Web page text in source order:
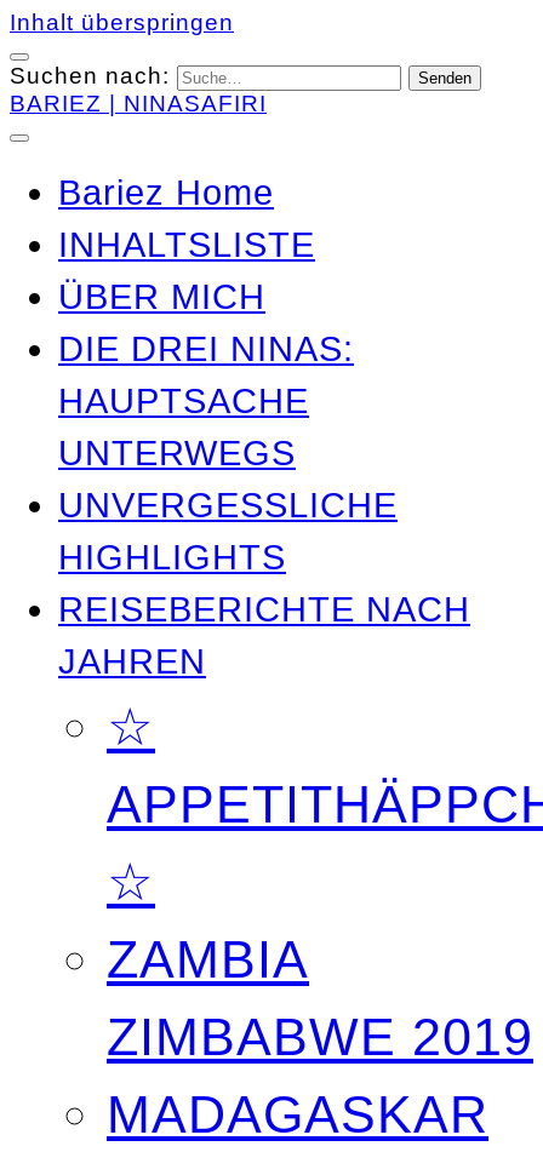
Inhalt überspringen
Suchen nach:
BARIEZ | NINASAFIRI
Bariez Home
INHALTSLISTE
ÜBER MICH
DIE DREI NINAS:
HAUPTSACHE
UNTERWEGS
UNVERGESSLICHE
HIGHLIGHTS
REISEBERICHTE NACH
JAHREN
☆
☆
ZAMBIA
ZIMBABWE 2019
MADAGASKAR